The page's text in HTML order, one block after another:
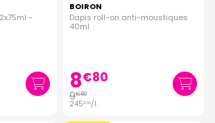
-
BOIRON
Dapis roll-on anti-moustiques
40ml
8€80
9€80
245€00/l.